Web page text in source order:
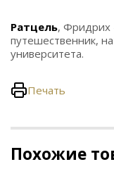
Ратцель, Фридрих
путешественник,
университета.
Печать
Похожие